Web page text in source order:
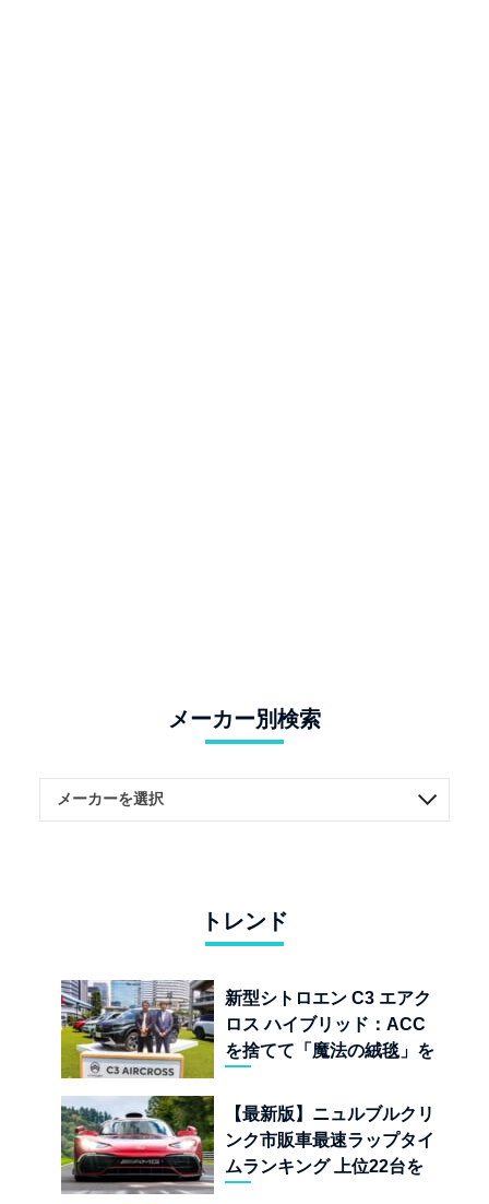
メーカー別検索
トレンド
新型シトロエン C3 エアク
ロス ハイブリッド：ACC
を捨てて「魔法の絨毯」を
児
【最新版】ニュルブルクリ
ンク市販車最速ラップタイ
ムランキング 上位22台を